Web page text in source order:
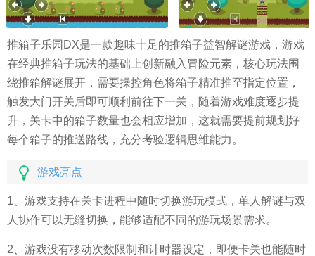
推箱子乐园DX是一款趣味十足的推箱子益智解谜游戏，游戏
在经典推箱子玩法的基础上创新融入冒险元素，核心玩法围
绕推箱解谜展开，需要操控角色将箱子精准推至指定位置，
触发大门开关后即可顺利前往下一关，随着游戏难度逐步提
升，关卡中的箱子数量也会相应增加，这就需要提前规划好
每个箱子的推送路线，充分考验逻辑思维能力。
游戏亮点
1、游戏支持在关卡进程中随时切换游玩模式，单人解谜与双
人协作可以无缝切换，能够适配不同的游玩场景需求。
2、游戏没有移动次数限制和计时器设定，即便卡关也能随时